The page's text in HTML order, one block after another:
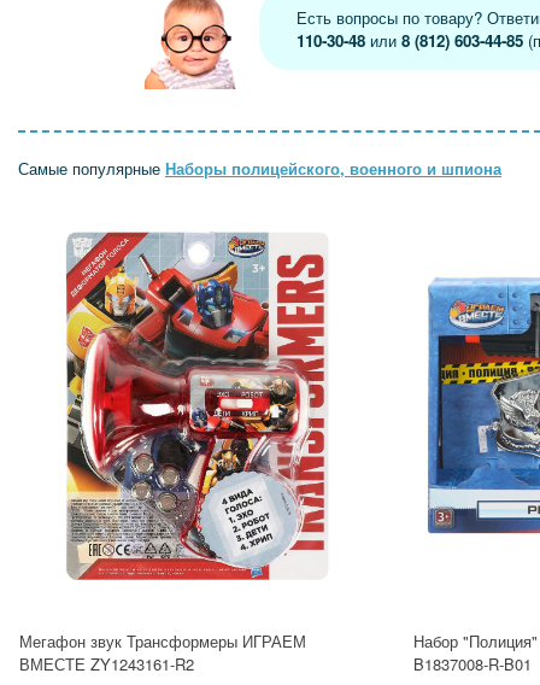
Есть вопросы по товару?
110-30-48 или8 (812) 603-44-85
Самые популярные Наборы полицейского, военного и шпиона
Мегафон звук Трансформеры ИГРАЕМ
ВМЕСТЕ ZY1243161-R2
Набор
B1837008-R-B01